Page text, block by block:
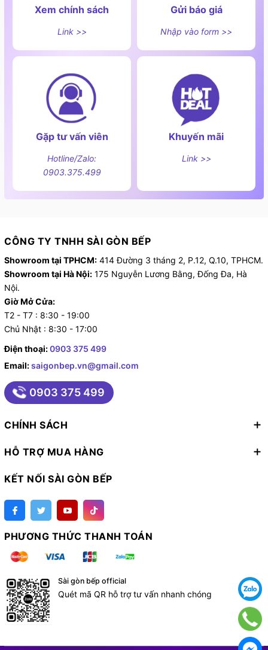
Xem chính sách
Link >>
Gửi báo giá
Nhập vào form >>
Gặp tư vấn viên
Hotline/Zalo:
0903.375.499
Khuyến mãi
Link >>
CÔNG TY TNHH SÀI GÒN BẾP
Showroom tại TPHCM: 414 Đường 3 tháng 2, P.12, Q.10, TPHCM.
Showroom tại Hà Nội: 175 Nguyễn Lương Bằng, Đống Đa, Hà
Nội.
Giờ Mở Cửa:
T2 - T7 : 8:30 - 19:00
Chủ Nhật : 8:30 - 17:00
Điện thoại:0903 375 499
Email:saigonbep.vn@gmail.com
0903 375 499
CHÍNH SÁCH
HỖ TRỢ MUA HÀNG
KẾT NỐI SÀI GÒN BẾP
PHƯƠNG THỨC THANH TOÁN
Sài gòn bếp official
Quét mã QR hỗ trợ tư vấn nhanh chóng